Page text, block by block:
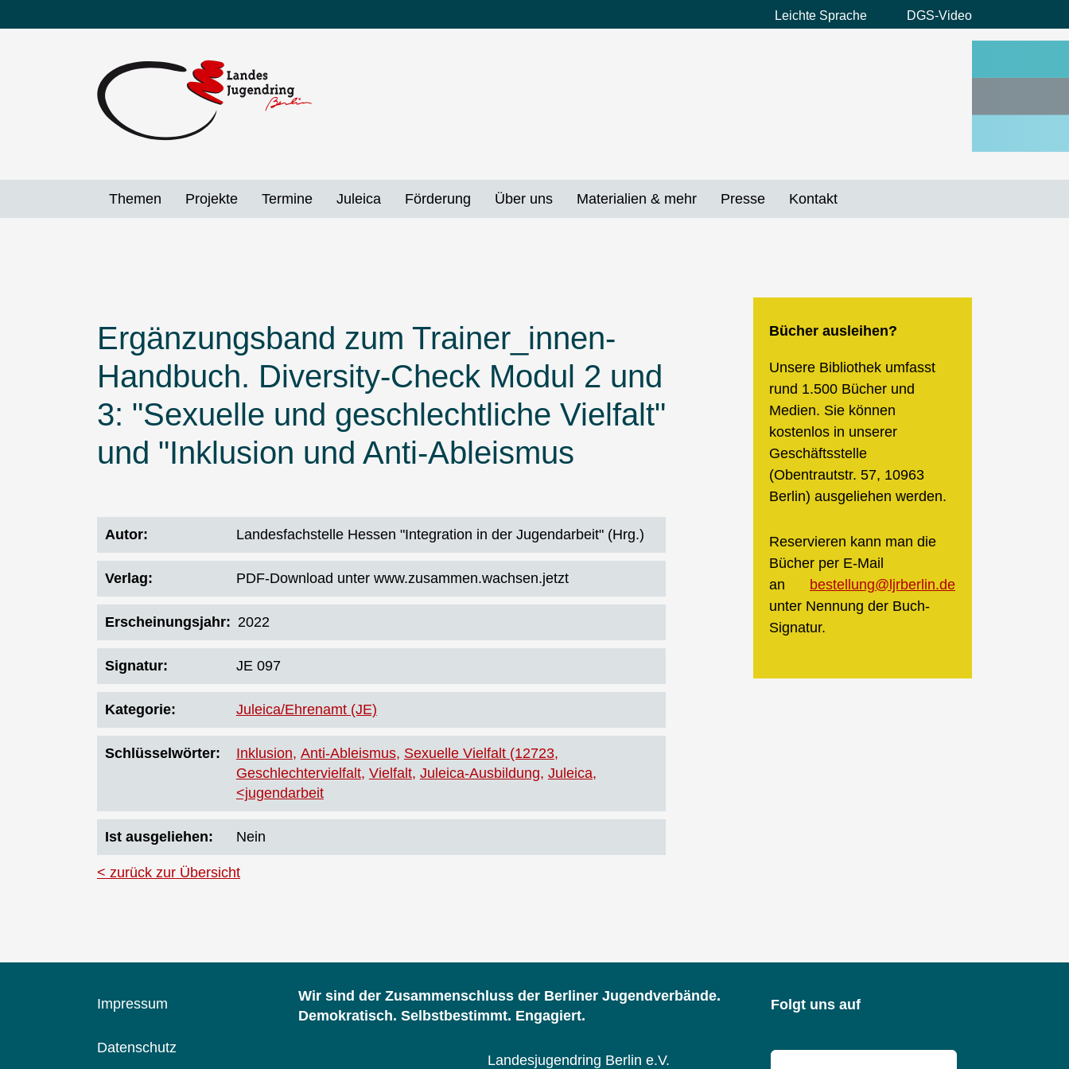
zum
Preheader
Leichte Sprache DGS-Video
Themen Projekte Termine Juleica Förderung Über uns Materialien & mehr Presse Kontakt
Ergänzungsband zum Trainer_innen-
Handbuch. Diversity-Check Modul 2 und
3: "Sexuelle und geschlechtliche Vielfalt"
und "Inklusion und Anti-Ableismus
Autor Landesfachstelle Hessen "Integration in der Jugendarbeit" (Hrg.)
Verlag PDF-Download unter www.zusammen.wachsen.jetzt
Erscheinungsjahr 2022
Signatur JE 097
Kategorie Juleica/Ehrenamt (JE)
Schlüsselwörter Inklusion Anti-Ableismus Sexuelle Vielfalt (12723
Geschlechtervielfalt Vielfalt Juleica-Ausbildung Juleica
<jugendarbeit
Ist ausgeliehen Nein
Bücher ausleihen?
Unsere Bibliothek umfasst
rund 1.500 Bücher und
Medien. Sie können
kostenlos in unserer
Geschäftsstelle
(Obentrautstr. 57, 10963
Berlin) ausgeliehen werden.
Reservieren kann man die
Bücher per E-Mail
an
bestellung@ljrberlin.de
unter Nennung der Buch-
Signatur.
zurück zur Übersicht
Impressum
Datenschutz
Wir sind der Zusammenschluss der Berliner Jugendverbände.
Demokratisch. Selbstbestimmt. Engagiert.
Landesjugendring Berlin e.V.
Folgt uns auf